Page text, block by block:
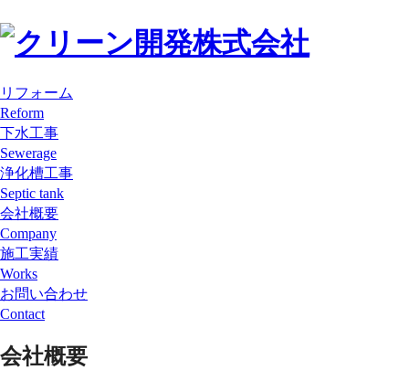
リフォーム
Reform
下水工事
Sewerage
浄化槽工事
Septic tank
会社概要
Company
施工実績
Works
お問い合わせ
Contact
会社概要